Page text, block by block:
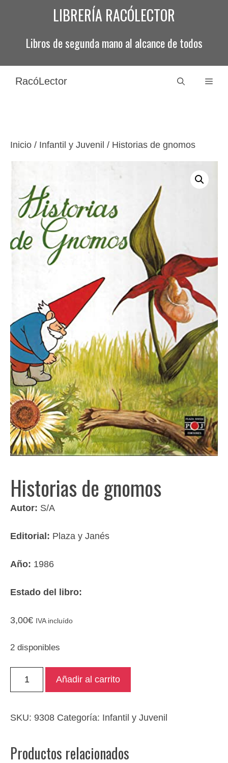
LIBRERÍA RACÓLECTOR
Libros de segunda mano al alcance de todos
RacóLector
Inicio / Infantil y Juvenil / Historias de gnomos
Historias de gnomos
Autor: S/A
Editorial: Plaza y Janés
Año: 1986
Estado del libro:
3,00€ IVA incluído
2 disponibles
cantidad
Añadir al carrito
SKU: 9308 Categoría: Infantil y Juvenil
Productos relacionados